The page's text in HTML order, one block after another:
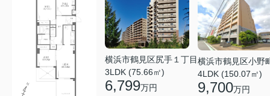
横浜市鶴見区尻手１丁目
3LDK (75.66㎡)
6,799万円
横浜市鶴見区小野
4LDK (150.07㎡)
9,700万円